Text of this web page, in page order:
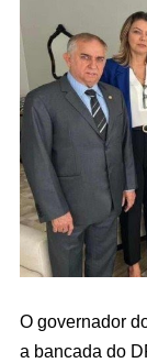
O governador
a bancada do